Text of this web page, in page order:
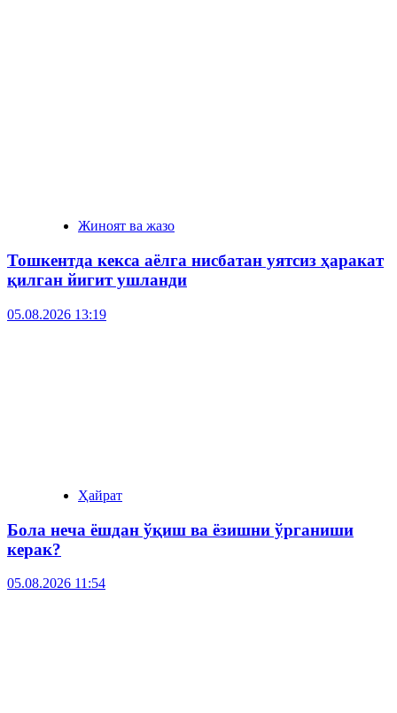
Жиноят ва жазо
Тошкентда кекса аёлга нисбатан уятсиз ҳаракат
қилган йигит ушланди
05.08.2026 13:19
Ҳайрат
Бола неча ёшдан ўқиш ва ёзишни ўрганиши
керак?
05.08.2026 11:54